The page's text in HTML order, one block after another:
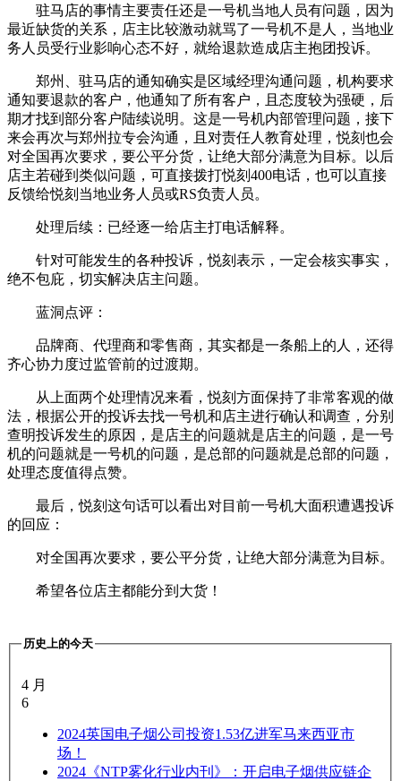
驻马店的事情主要责任还是一号机当地人员有问题，因为
最近缺货的关系，店主比较激动就骂了一号机不是人，当地业
务人员受行业影响心态不好，就给退款造成店主抱团投诉。
郑州、驻马店的通知确实是区域经理沟通问题，机构要求
通知要退款的客户，他通知了所有客户，且态度较为强硬，后
期才找到部分客户陆续说明。这是一号机内部管理问题，接下
来会再次与郑州拉专会沟通，且对责任人教育处理，悦刻也会
对全国再次要求，要公平分货，让绝大部分满意为目标。以后
店主若碰到类似问题，可直接拨打悦刻400电话，也可以直接
反馈给悦刻当地业务人员或RS负责人员。
处理后续：已经逐一给店主打电话解释。
针对可能发生的各种投诉，悦刻表示，一定会核实事实，
绝不包庇，切实解决店主问题。
蓝洞点评：
品牌商、代理商和零售商，其实都是一条船上的人，还得
齐心协力度过监管前的过渡期。
从上面两个处理情况来看，悦刻方面保持了非常客观的做
法，根据公开的投诉去找一号机和店主进行确认和调查，分别
查明投诉发生的原因，是店主的问题就是店主的问题，是一号
机的问题就是一号机的问题，是总部的问题就是总部的问题，
处理态度值得点赞。
最后，悦刻这句话可以看出对目前一号机大面积遭遇投诉
的回应：
对全国再次要求，要公平分货，让绝大部分满意为目标。
希望各位店主都能分到大货！
历史上的今天
4 月
6
2024英国电子烟公司投资1.53亿进军马来西亚市
场！
2024 《NTP雾化行业内刊》：开启电子烟供应链企